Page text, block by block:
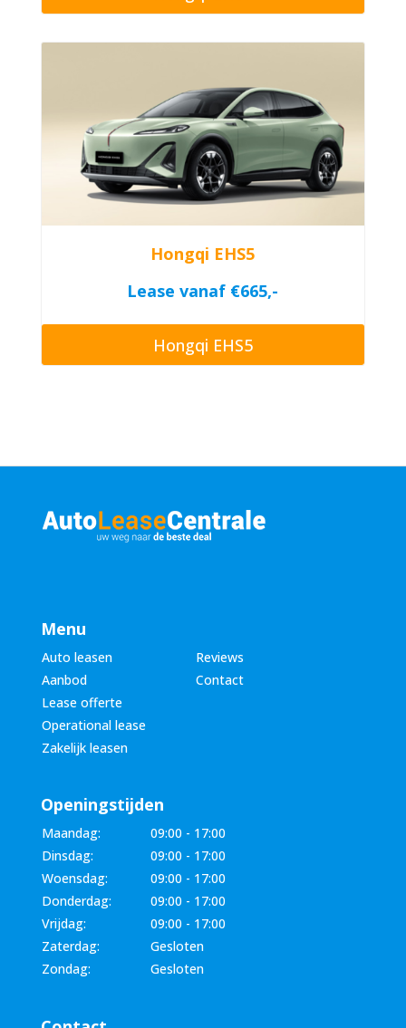
Hongqi EHS5
Lease vanaf €665,-
Hongqi EHS5
Menu
Auto leasen
Reviews
Aanbod
Contact
Lease offerte
Operational lease
Zakelijk leasen
Openingstijden
Maandag:
09:00 - 17:00
Dinsdag:
09:00 - 17:00
Woensdag:
09:00 - 17:00
Donderdag:
09:00 - 17:00
Vrijdag:
09:00 - 17:00
Zaterdag:
Gesloten
Zondag:
Gesloten